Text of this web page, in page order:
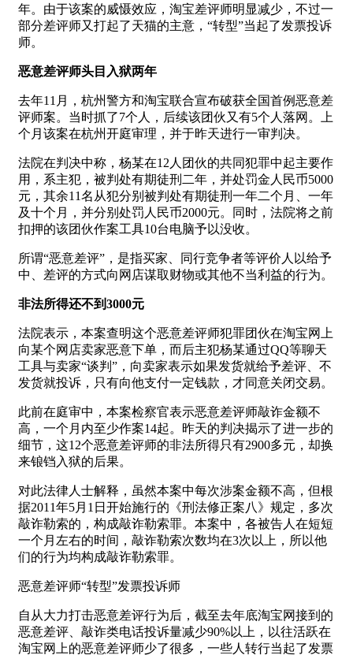
年。由于该案的威慑效应，淘宝差评师明显减少，不过一
部分差评师又打起了天猫的主意，“转型”当起了发票投诉
师。
恶意差评师头目入狱两年
去年11月，杭州警方和淘宝联合宣布破获全国首例恶意差
评师案。当时抓了7个人，后续该团伙又有5个人落网。上
个月该案在杭州开庭审理，并于昨天进行一审判决。
法院在判决中称，杨某在12人团伙的共同犯罪中起主要作
用，系主犯，被判处有期徒刑二年，并处罚金人民币5000
元，其余11名从犯分别被判处有期徒刑一年二个月、一年
及十个月，并分别处罚人民币2000元。同时，法院将之前
扣押的该团伙作案工具10台电脑予以没收。
所谓“恶意差评”，是指买家、同行竞争者等评价人以给予
中、差评的方式向网店谋取财物或其他不当利益的行为。
非法所得还不到3000元
法院表示，本案查明这个恶意差评师犯罪团伙在淘宝网上
向某个网店卖家恶意下单，而后主犯杨某通过QQ等聊天
工具与卖家“谈判”，向卖家表示如果发货就给予差评、不
发货就投诉，只有向他支付一定钱款，才同意关闭交易。
此前在庭审中，本案检察官表示恶意差评师敲诈金额不
高，一个月内至少作案14起。昨天的判决揭示了进一步的
细节，这12个恶意差评师的非法所得只有2900多元，却换
来锒铛入狱的后果。
对此法律人士解释，虽然本案中每次涉案金额不高，但根
据2011年5月1日开始施行的《刑法修正案八》规定，多次
敲诈勒索的，构成敲诈勒索罪。本案中，各被告人在短短
一个月左右的时间，敲诈勒索次数均在3次以上，所以他
们的行为均构成敲诈勒索罪。
恶意差评师“转型”发票投诉师
自从大力打击恶意差评行为后，截至去年底淘宝网接到的
恶意差评、敲诈类电话投诉量减少90%以上，以往活跃在
淘宝网上的恶意差评师少了很多，一些人转行当起了发票